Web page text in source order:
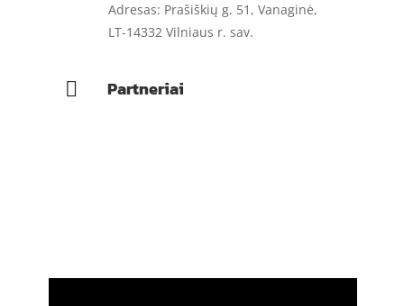
Adresas: Prašiškių g. 51, Vanaginė,
LT-14332 Vilniaus r. sav.
 Partneriai